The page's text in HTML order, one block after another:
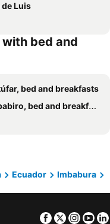
de Luis
bed and
bed and breakfasts
bed and breakfasts
Ecuador
Imbabura
Facebook
Twitter